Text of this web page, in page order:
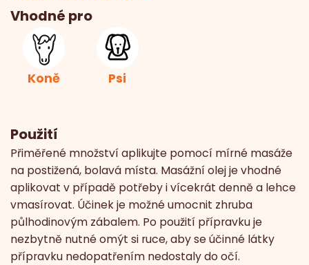
Vhodné pro
Koně Psi
Použití
Přiměřené množství aplikujte pomocí mírné masáže
na postižená, bolavá místa. Masážní olej je vhodné
aplikovat v případě potřeby i vícekrát denně a lehce
vmasírovat. Účinek je možné umocnit zhruba
půlhodinovým zábalem. Po použití přípravku je
nezbytně nutné omýt si ruce, aby se účinné látky
přípravku nedopatřením nedostaly do očí.